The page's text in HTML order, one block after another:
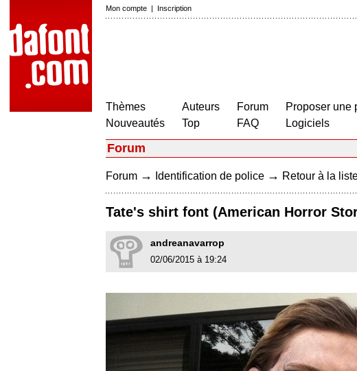
Mon compte | Inscription
Thèmes
Nouveautés
Auteurs
Top
Forum
FAQ
Proposer une
Logiciels
Forum
Forum → Identification de police → Retour à la
Tate's shirt font (American Horror
andreanavarrop
02/06/2015 à 19:24